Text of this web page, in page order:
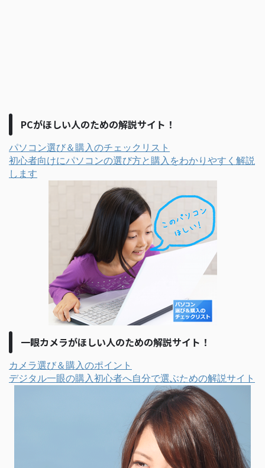
PCがほしい人のための解説サイト！
パソコン選び＆購入のチェックリスト
初心者向けにパソコンの選び方と購入をわかりやすく解説
します
一眼カメラがほしい人のための解説サイト！
カメラ選び＆購入のポイント
デジタル一眼の購入初心者へ自分で選ぶための解説サイト